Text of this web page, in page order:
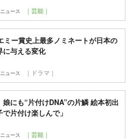
ニュース ｜芸能｜
ミー賞史上最多ノミネートが日本の
に与える変化
ニュース ｜ドラマ｜
娘にも“片付けDNA”の片鱗 絵本初出
片付け楽しんで」
ニュース ｜芸能｜